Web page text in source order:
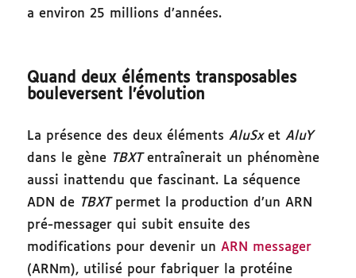
a environ 25 millions d’années.
Quand deux éléments transposables
bouleversent l’évolution
La présence des deux élémentsAluSxetAluY
dans le gène TBXTentraînerait un phénomène
aussi inattendu que fascinant. La séquence
ADN de TBXTpermet la production d’un ARN
pré-messager qui subit ensuite des
modifications pour devenir unARN messager
(ARNm), utilisé pour fabriquer la protéine